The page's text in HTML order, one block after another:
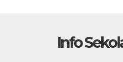
Info